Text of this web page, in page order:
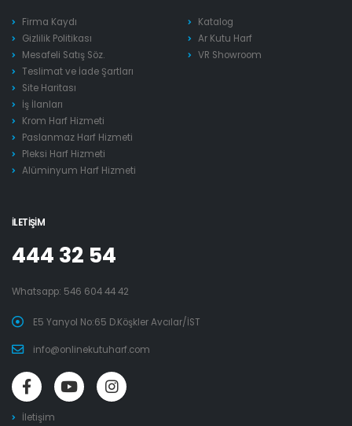
Firma Kaydı
Gizlilik Politikası
Mesafeli Satış Söz.
Teslimat ve İade Şartları
Site Haritası
İş İlanları
Krom Harf Hizmeti
Paslanmaz Harf Hizmeti
Pleksi Harf Hizmeti
Alüminyum Harf Hizmeti
Katalog
Ar Kutu Harf
VR Showroom
İLETIŞIM
444 32 54
Whatsapp: 546 604 44 42
E5 Yanyol No:65 D.Köşkler Avcılar/İST
info@onlinekutuharf.com
İletişim